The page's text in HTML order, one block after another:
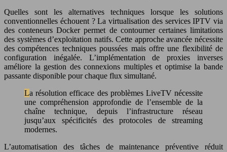
Quelles sont les alternatives techniques lorsque les solutions
conventionnelles échouent ? La virtualisation des services IPTV via
des conteneurs Docker permet de contourner certaines limitations
des systèmes d’exploitation natifs. Cette approche avancée nécessite
des compétences techniques poussées mais offre une flexibilité de
configuration inégalée. L’implémentation de proxies inverses
améliore la gestion des connexions multiples et optimise la bande
passante disponible pour chaque flux simultané.
La résolution efficace des problèmes LiveTV nécessite
une compréhension approfondie de l’ensemble de la
chaîne technique, depuis l’infrastructure réseau
jusqu’aux spécificités des protocoles de streaming
modernes.
L’automatisation des tâches de maintenance préventive réduit